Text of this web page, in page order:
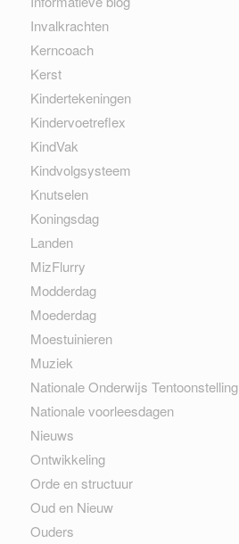
Invalkrachten
Kerncoach
Kerst
Kindertekeningen
Kindervoetreflex
KindVak
Kindvolgsysteem
Knutselen
Koningsdag
Landen
MizFlurry
Modderdag
Moederdag
Moestuinieren
Muziek
Nationale Onderwijs Tentoonstelling
Nationale voorleesdagen
Nieuws
Ontwikkeling
Orde en structuur
Oud en Nieuw
Ouders